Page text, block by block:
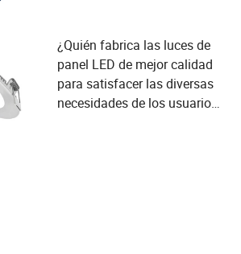
¿Quién fabrica las luces de
panel LED de mejor calidad
para satisfacer las diversas
necesidades de los usuarios